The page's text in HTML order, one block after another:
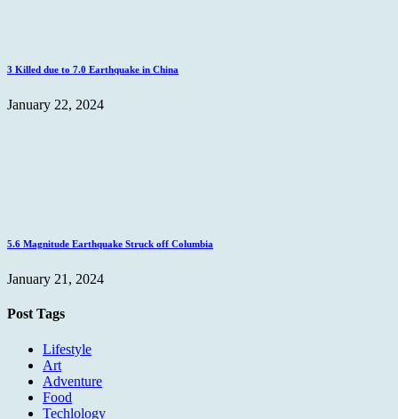
3 Killed due to 7.0 Earthquake in China
January 22, 2024
5.6 Magnitude Earthquake Struck off Columbia
January 21, 2024
Post Tags
Lifestyle
Art
Adventure
Food
Techlology